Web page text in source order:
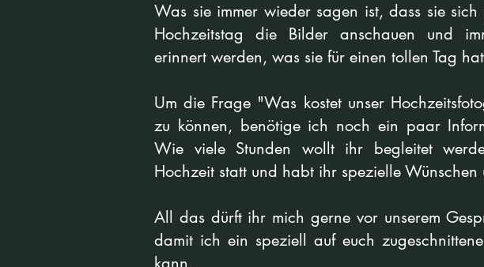
Was sie immer wieder sagen ist, dass sie sich
Hochzeitstag die Bilder anschauen und
erinnert werden, was sie für einen tollen Tag
Um die Frage "Was kostet unser
zu können, benötige ich noch ein paar
Wie viele Stunden wollt ihr begleitet
Hochzeit statt und habt ihr spezielle Wünschen
All das dürft ihr mich gerne vor unserem
damit ich ein speziell auf euch